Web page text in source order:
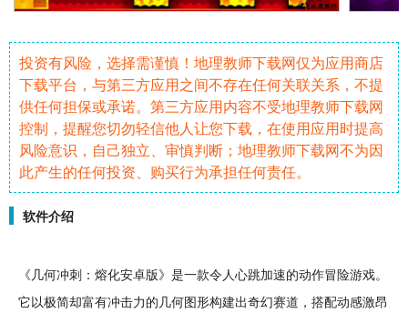
投资有风险，选择需谨慎！地理教师下载网仅为应用商店
下载平台，与第三方应用之间不存在任何关联关系，不提
供任何担保或承诺。第三方应用内容不受地理教师下载网
控制，提醒您切勿轻信他人让您下载，在使用应用时提高
风险意识，自己独立、审慎判断；地理教师下载网不为因
此产生的任何投资、购买行为承担任何责任。
软件介绍
《几何冲刺 ：熔化安卓版》是一款令人心跳加速的动作冒险游戏。
它以极简却富有冲击力的几何图形构建出奇幻赛道，搭配动感激昂